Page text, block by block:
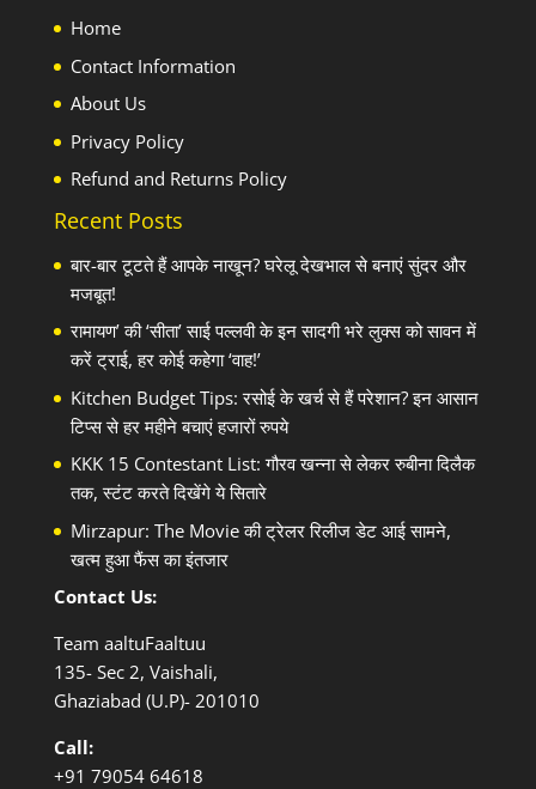
Home
Contact Information
About Us
Privacy Policy
Refund and Returns Policy
Recent Posts
बार-बार टूटते हैं आपके नाखून? घरेलू देखभाल से बनाएं सुंदर और
मजबूत!
रामायण’ की ‘सीता’ साई पल्लवी के इन सादगी भरे लुक्स को सावन में
करें ट्राई, हर कोई कहेगा ‘वाह!’
Kitchen Budget Tips: रसोई के खर्च से हैं परेशान? इन आसान
टिप्स से हर महीने बचाएं हजारों रुपये
KKK 15 Contestant List: गौरव खन्ना से लेकर रुबीना दिलैक
तक, स्टंट करते दिखेंगे ये सितारे
Mirzapur: The Movie की ट्रेलर रिलीज डेट आई सामने,
खत्म हुआ फैंस का इंतजार
Contact Us:
Team aaltuFaaltuu
135- Sec 2, Vaishali,
Ghaziabad (U.P)- 201010
Call:
+91 79054 64618